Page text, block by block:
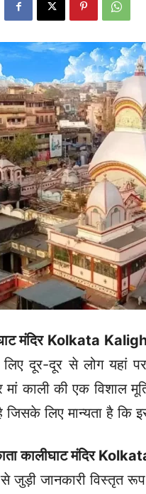
मंदिर Kolkata
लिए दूर-दूर से लोग
मां काली की एक विशाल
जिसके लिए मान्यता है कि
कालीघाट मंदिर
जुड़ी जानकारी विस्तृत